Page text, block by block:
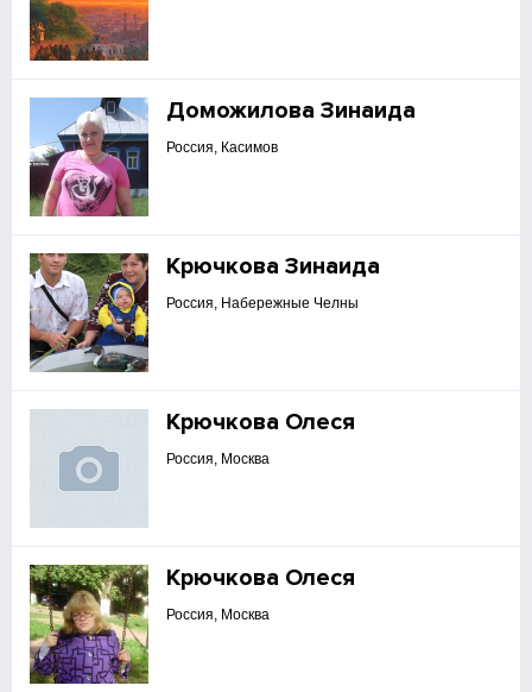
Доможилова Зинаида
Россия, Касимов
Крючкова Зинаида
Россия, Набережные Челны
Крючкова Олеся
Россия, Москва
Крючкова Олеся
Россия, Москва